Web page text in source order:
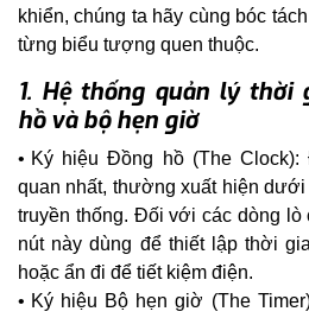
khiển, chúng ta hãy cùng bóc
từng biểu tượng quen thuộc.
1. Hệ thống quản lý thời
hồ và bộ hẹn giờ
Ký hiệu Đồng hồ (The
quan nhất, thường xuất hiện
truyền thống. Đối với các dòng lò
nút này dùng để thiết lập thời
hoặc ẩn đi để tiết kiệm điện.
Ký hiệu Bộ hẹn giờ (The